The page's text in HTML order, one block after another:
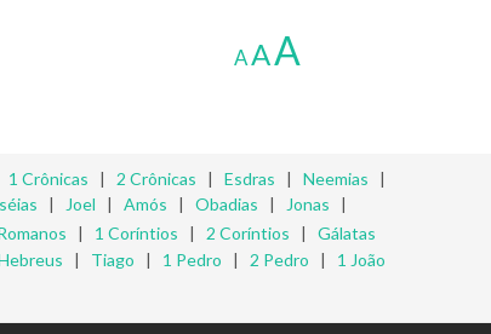
AAA
1 Crônicas | 2 Crônicas | Esdras | Neemias |
| Joel | Amós | Obadias | Jonas |
| 1 Coríntios | 2 Coríntios | Gálatas
| Tiago | 1 Pedro | 2 Pedro | 1 João